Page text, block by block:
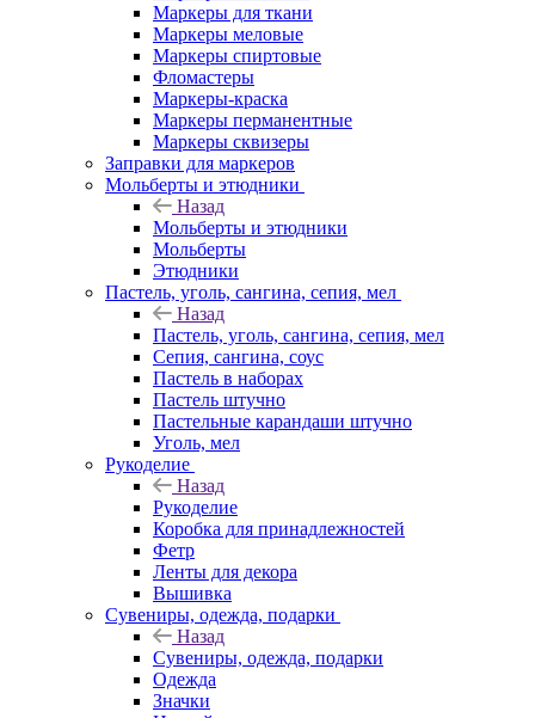
Маркеры для ткани
Маркеры меловые
Маркеры спиртовые
Фломастеры
Маркеры-краска
Маркеры перманентные
Маркеры сквизеры
Заправки для маркеров
Мольберты и этюдники
Назад
Мольберты и этюдники
Мольберты
Этюдники
Пастель, уголь, сангина, сепия, мел
Назад
Пастель, уголь, сангина, сепия, мел
Сепия, сангина, соус
Пастель в наборах
Пастель штучно
Пастельные карандаши штучно
Уголь, мел
Рукоделие
Назад
Рукоделие
Коробка для принадлежностей
Фетр
Ленты для декора
Вышивка
Сувениры, одежда, подарки
Назад
Сувениры, одежда, подарки
Одежда
Значки